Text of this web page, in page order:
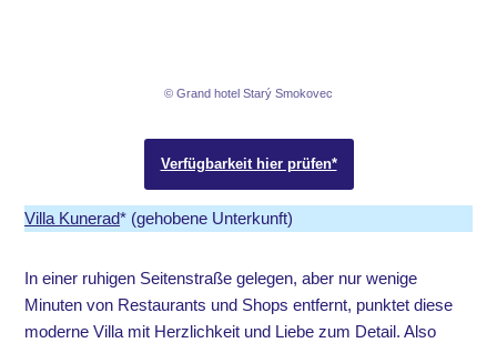
© Grand hotel Starý Smokovec
Verfügbarkeit hier prüfen*
Villa Kunerad* (gehobene Unterkunft)
In einer ruhigen Seitenstraße gelegen, aber nur wenige
Minuten von Restaurants und Shops entfernt, punktet diese
moderne Villa mit Herzlichkeit und Liebe zum Detail. Also